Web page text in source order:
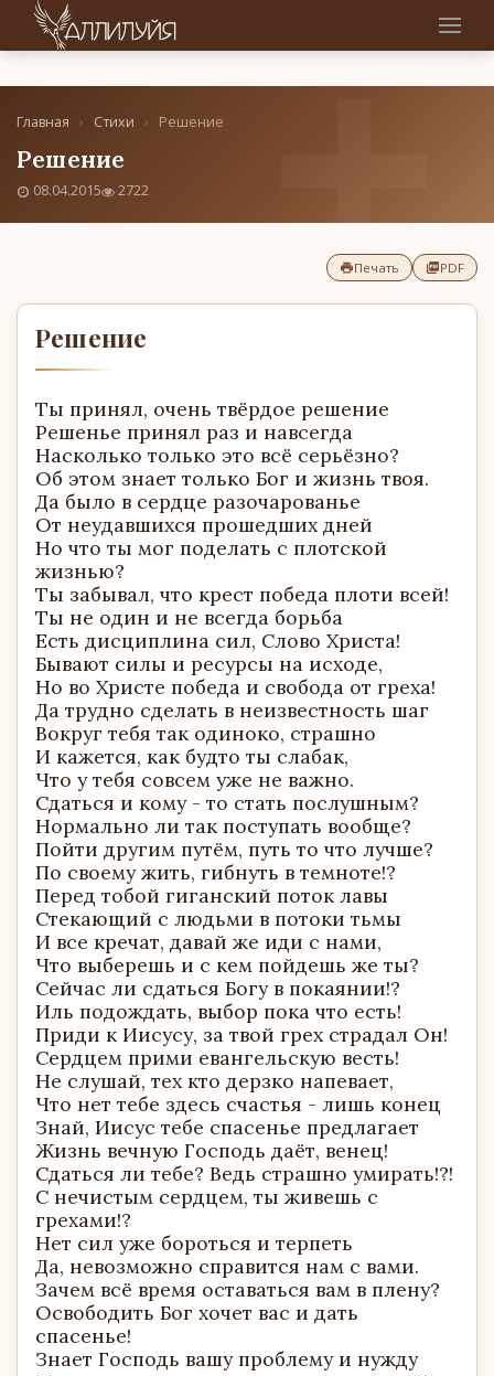
Главная › Стихи › Решение
Решение
08.04.2015 2722
Печать PDF
Решение
Ты принял, очень твёрдое решение
Решенье принял раз и навсегда
Насколько только это всё серьёзно?
Об этом знает только Бог и жизнь твоя.
Да было в сердце разочарованье
От неудавшихся прошедших дней
Но что ты мог поделать с плотской
жизнью?
Ты забывал, что крест победа плоти всей!
Ты не один и не всегда борьба
Есть дисциплина сил, Слово Христа!
Бывают силы и ресурсы на исходе,
Но во Христе победа и свобода от греха!
Да трудно сделать в неизвестность шаг
Вокруг тебя так одиноко, страшно
И кажется, как будто ты слабак,
Что у тебя совсем уже не важно.
Сдаться и кому - то стать послушным?
Нормально ли так поступать вообще?
Пойти другим путём, путь то что лучше?
По своему жить, гибнуть в темноте!?
Перед тобой гиганский поток лавы
Стекающий с людьми в потоки тьмы
И все кречат, давай же иди с нами,
Что выберешь и с кем пойдешь же ты?
Сейчас ли сдаться Богу в покаянии!?
Иль подождать, выбор пока что есть!
Приди к Иисусу, за твой грех страдал Он!
Сердцем прими евангельскую весть!
Не слушай, тех кто дерзко напевает,
Что нет тебе здесь счастья - лишь конец
Знай, Иисус тебе спасенье предлагает
Жизнь вечную Господь даёт, венец!
Сдаться ли тебе? Ведь страшно умирать!?!
С нечистым сердцем, ты живешь с
грехами!?
Нет сил уже бороться и терпеть
Да, невозможно справится нам с вами.
Зачем всё время оставаться вам в плену?
Освободить Бог хочет вас и дать
спасенье!
Знает Господь вашу проблему и нужду